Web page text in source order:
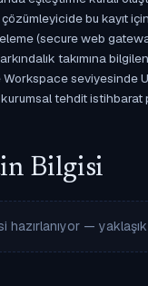
bu kayıt
(secure web
takımına
seviyesinde
tehdit istihbarat
Bilgisi
hazırlanıyor —